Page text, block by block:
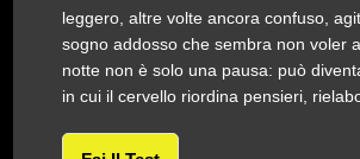
leggero, altre volte ancora confuso,
sogno addosso che sembra non voler
notte non è solo una pausa: può
in cui il cervello riordina pensieri,